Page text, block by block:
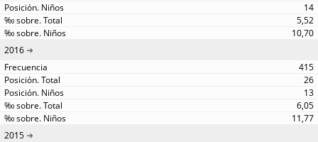
14
5,52
10,70
2016
415
26
13
6,05
11,77
2015